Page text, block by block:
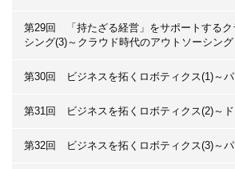
第29回 「持たざる経営」をサポートするク
シング(3)～クラウド時代のアウトソーシング
第30回 ビジネスを拓くロボティクス(1)～パ
第31回 ビジネスを拓くロボティクス(2)～
第32回 ビジネスを拓くロボティクス(3)～